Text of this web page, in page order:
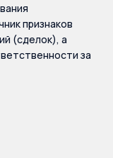
признаков
(сделок), а
за